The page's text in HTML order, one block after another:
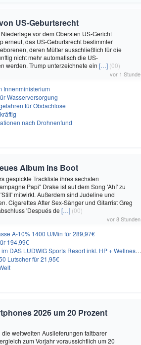
US-Geburtsrecht
vor dem Obersten US-Gericht
erneut, das US-Geburtsrecht bestimmter
deren Mütter ausschließlich für die
nicht mehr automatisch die US-
werden. Trump unterzeichnete ein […] (00)
vor 1 Stunde
Innenministerium
Wasserversorgung
für Obdachlose
nach Drohnenfund
Album ins Boot
gespickte Trackliste ihres sechsten
Papi" Drake ist auf dem Song 'Ahí' zu
mitwirkt. Außerdem sind Judeline und
Cigarettes After Sex-Sänger und Gitarrist Greg
'Después de […] (00)
vor 8 Stunden
A-10% 1400 U/Min für 289,97€
194,99€
LUDWIG Sports Resort inkl. HP + Wellness ab 174€ p.P.
Lutscher für 21,95€
2026 um 20 Prozent
weltweiten Auslieferungen faltbarer
zum Vorjahr voraussichtlich um 20